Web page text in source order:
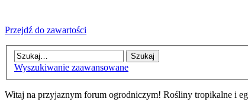
Przejdź do zawartości
Wyszukiwanie zaawansowane
Witaj na przyjaznym forum ogrodniczym! Rośliny tropikalne i